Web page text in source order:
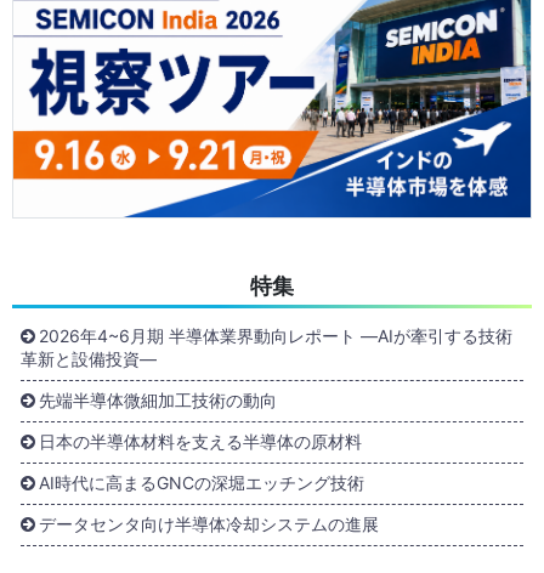
特集
2026年4~6月期 半導体業界動向レポート ―AIが牽引する技術
革新と設備投資―
先端半導体微細加工技術の動向
日本の半導体材料を支える半導体の原材料
AI時代に高まるGNCの深堀エッチング技術
データセンタ向け半導体冷却システムの進展